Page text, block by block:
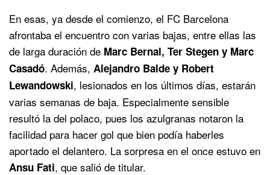
En esas, ya desde el comienzo, el FC Barcelona
afrontaba el encuentro con varias bajas, entre ellas las
de larga duración de Marc Bernal, Ter Stegen y Marc
Casadó. Además, Alejandro Balde y Robert
Lewandowski, lesionados en los últimos días, estarán
varias semanas de baja. Especialmente sensible
resultó la del polaco, pues los azulgranas notaron la
facilidad para hacer gol que bien podía haberles
aportado el delantero. La sorpresa en el once estuvo en
Ansu Fati, que salió de titular.